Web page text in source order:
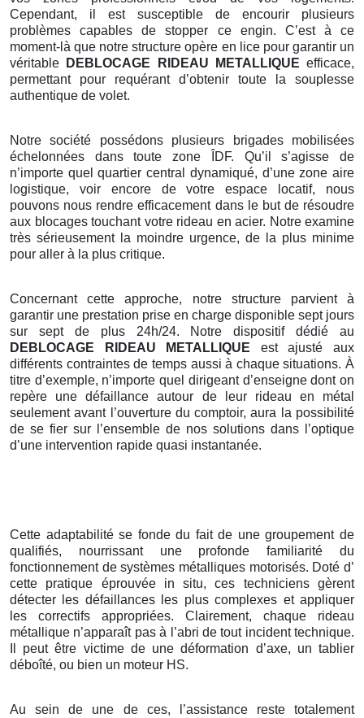
Cependant, il est susceptible de encourir plusieurs
problèmes capables de stopper ce engin. C’est à ce
moment-là que notre structure opère en lice pour garantir un
véritable
DEBLOCAGE RIDEAU METALLIQUE efficace,
permettant pour requérant d’obtenir toute la souplesse
authentique de volet.
Notre société possédons plusieurs brigades mobilisées
échelonnées dans toute zone ÎDF. Qu’il s’agisse de
n’importe quel quartier central dynamiqué, d’une zone aire
logistique, voir encore de votre espace locatif, nous
pouvons nous rendre efficacement dans le but de résoudre
aux blocages touchant votre rideau en acier. Notre examine
très sérieusement la moindre urgence, de la plus minime
pour aller à la plus critique.
Concernant cette approche, notre structure parvient à
garantir une prestation prise en charge disponible sept jours
sur sept de plus 24h/24. Notre dispositif dédié au
DEBLOCAGE RIDEAU METALLIQUE est ajusté aux
différents contraintes de temps aussi à chaque situations. À
titre d’exemple, n’importe quel dirigeant d’enseigne dont on
repère une défaillance autour de leur rideau en métal
seulement avant l’ouverture du comptoir, aura la possibilité
de se fier sur l’ensemble de nos solutions dans l’optique
d’une intervention rapide quasi instantanée.
Cette adaptabilité se fonde du fait de une groupement de
qualifiés, nourrissant une profonde familiarité du
fonctionnement de systèmes métalliques motorisés. Doté d’
cette pratique éprouvée in situ, ces techniciens gèrent
détecter les défaillances les plus complexes et appliquer
les correctifs appropriées. Clairement, chaque rideau
métallique n’apparaît pas à l’abri de tout incident technique.
Il peut être victime de une déformation d’axe, un tablier
déboîté, ou bien un moteur HS.
Au sein de une de ces, l’assistance reste totalement